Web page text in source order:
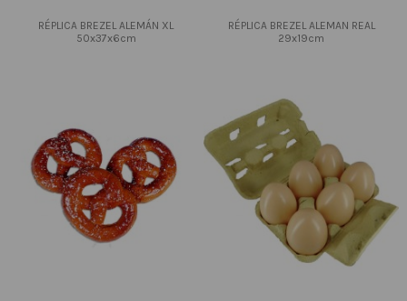
RÉPLICA BREZEL ALEMÁN XL
50x37x6cm
RÉPLICA BREZEL ALEMAN REAL
29x19cm